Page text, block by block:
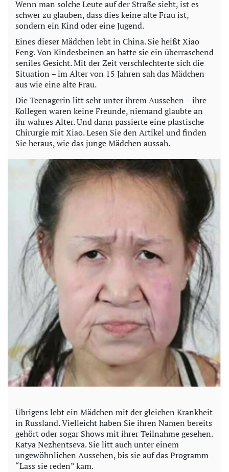
V
i
d
o
Wenn man solche Leute auf der Straße sieht, ist es
schwer zu glauben, dass dies keine alte Frau ist,
sondern ein Kind oder eine Jugend.
Eines dieser Mädchen lebt in China. Sie heißt Xiao
Feng. Von Kindesbeinen an hatte sie ein überraschend
seniles Gesicht. Mit der Zeit verschlechterte sich die
Situation – im Alter von 15 Jahren sah das Mädchen
aus wie eine alte Frau.
Die Teenagerin litt sehr unter ihrem Aussehen – ihre
Kollegen waren keine Freunde, niemand glaubte an
ihr wahres Alter. Und dann passierte eine plastische
Chirurgie mit Xiao. Lesen Sie den Artikel und finden
Sie heraus, wie das junge Mädchen aussah.
Übrigens lebt ein Mädchen mit der gleichen Krankheit
in Russland. Vielleicht haben Sie ihren Namen bereits
gehört oder sogar Shows mit ihrer Teilnahme gesehen.
Katya Nezhentseva. Sie litt auch unter einem
ungewöhnlichen Aussehen, bis sie auf das Programm
“Lass sie reden” kam.